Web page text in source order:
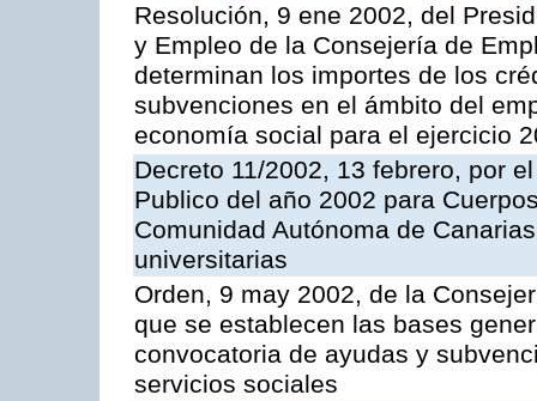
Resolución, 9 ene 2002, del
y Empleo de la Consejería de
determinan los importes de los
subvenciones en el ámbito del
economía social para el ejercicio
Decreto 11/2002, 13 febrero, por
Publico del año 2002 para
Comunidad Autónoma de
universitarias
Orden, 9 may 2002, de la
que se establecen las bases
convocatoria de ayudas y
servicios sociales